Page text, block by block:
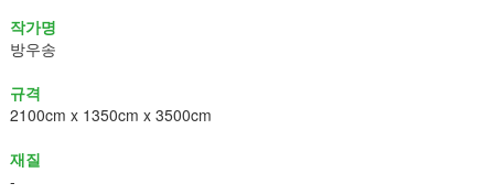
작가명
방우송
규격
2100cm x 1350cm x 3500cm
재질
-